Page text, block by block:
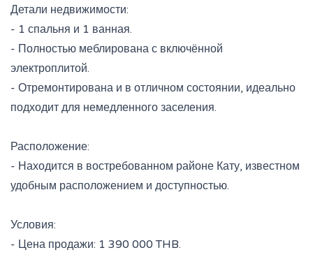
Детали недвижимости:
- 1 спальня и 1 ванная.
- Полностью меблирована с включённой
электроплитой.
- Отремонтирована и в отличном состоянии, идеально
подходит для немедленного заселения.
Расположение:
- Находится в востребованном районе Кату, известном
удобным расположением и доступностью.
Условия:
- Цена продажи: 1 390 000 THB.